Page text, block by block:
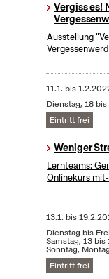
Vergiss es!
Ausstellung
11.1. bis
Dienstag, 18
Eintritt frei
Weniger
Lernteams:
Onlinekurs
13.1. bis
Dienstag bis
Samstag, 13 bis
Sonntag,
Eintritt frei